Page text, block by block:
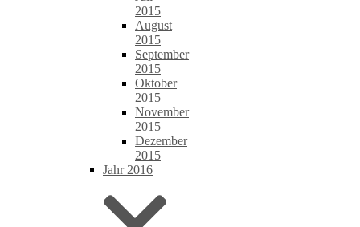
2015
August
2015
September
2015
Oktober
2015
November
2015
Dezember
2015
Jahr 2016